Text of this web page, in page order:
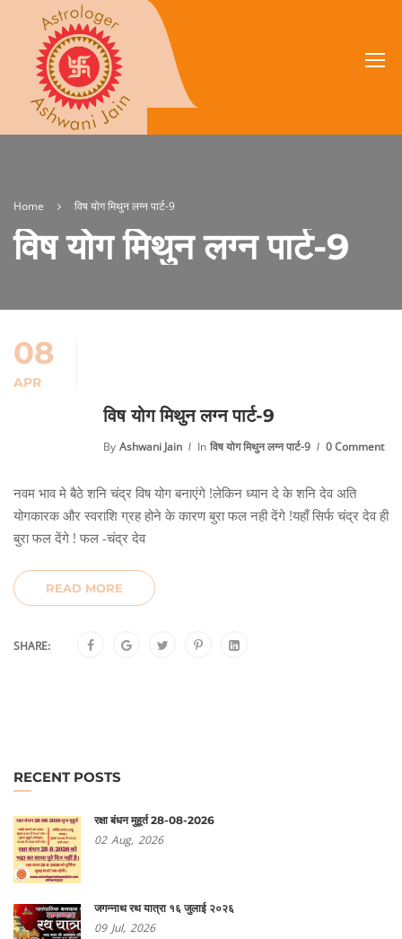
Home विष योग मिथुन लग्न पार्ट-9
विष योग मिथुन लग्न पार्ट-9
08
APR
विष योग मिथुन लग्न पार्ट-9
By Ashwani Jain In विष योग मिथुन लग्न पार्ट-9 0 Comment
नवम भाव मे बैठे शनि चंद्र विष योग बनाएंगे !लेकिन ध्यान दे के शनि देव अति
योगकारक और स्वराशि ग्रह होने के कारण बुरा फल नही देंगे !यहाँ सिर्फ चंद्र देव ही
बुरा फल देंगे ! फल -चंद्र देव
READ MORE
SHARE:
RECENT POSTS
रक्षा बंधन मुहूर्त 28-08-2026
02 Aug, 2026
जगन्नाथ रथ यात्रा १६ जुलाई २०२६
09 Jul, 2026